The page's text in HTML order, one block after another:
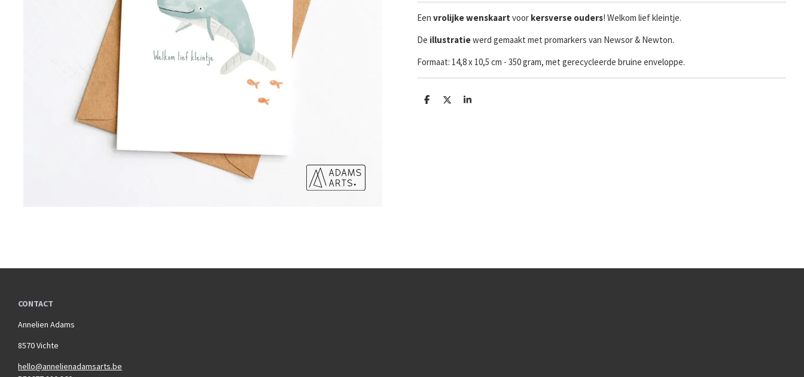
Een vrolijkewenskaart voor kersverse ouders! Welkom lief kleintje.
De illustratiewerd gemaakt met promarkers van Newsor & Newton.
Formaat: 14,8 x 10,5 cm - 350 gram, met gerecycleerde bruine enveloppe.
D
D
S
CONTACT
Annelien Adams
8570 Vichte
hello@annelienadamsarts.be